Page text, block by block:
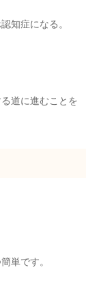
知症になる。
道に進むことを
単です。